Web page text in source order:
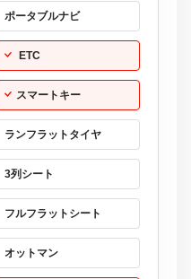
ポータブルナビ
ETC
スマートキー
ランフラットタイヤ
3列シート
フルフラットシート
オットマン